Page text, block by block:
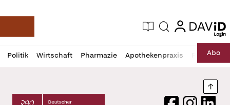
Deutsche Apotheker Zeitung
Aktuelle Ausgabe
Suche login
login
Politik Wirtschaft Pharmazie Apothekenpraxis RechtAbo
Profil
öffnen
Daz
Pur
Deutscher Apotheker Verlag Logo
FacebookInstagram